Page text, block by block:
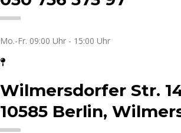
Mo.-Fr. 09:00 Uhr - 15:00 Uhr
Wilmersdorfer Str.
10585 Berlin,